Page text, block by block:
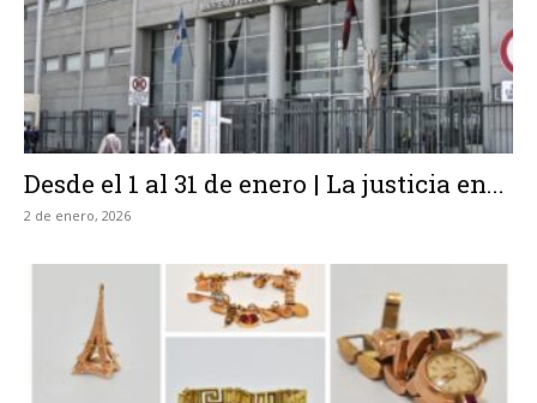
Desde el 1 al 31 de enero | La justicia en...
2 de enero, 2026